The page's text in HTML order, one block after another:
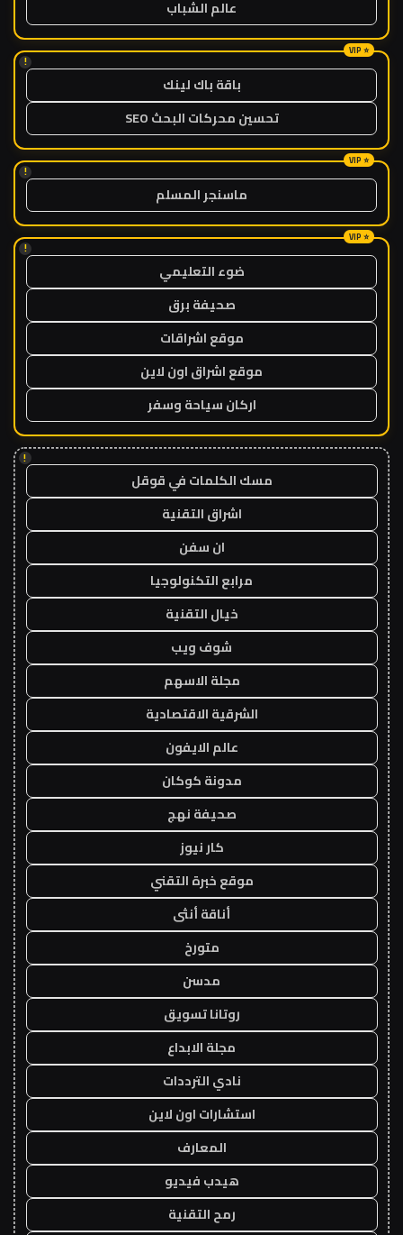
عالم الشباب
!
باقة باك لينك
تحسين محركات البحث SEO
!
ماسنجر المسلم
!
ضوء التعليمي
صحيفة برق
موقع اشراقات
موقع اشراق اون لاين
اركان سياحة وسفر
!
مسك الكلمات في قوقل
اشراق التقنية
ان سفن
مرابع التكنولوجيا
خيال التقنية
شوف ويب
مجلة الاسهم
الشرقية الاقتصادية
عالم الايفون
مدونة كوكان
صحيفة نهج
كار نيوز
موقع خبرة التقني
أناقة أنثى
متورخ
مدسن
روتانا تسويق
مجلة الابداع
نادي الترددات
استشارات اون لاين
المعارف
هيدب فيديو
رمح التقنية